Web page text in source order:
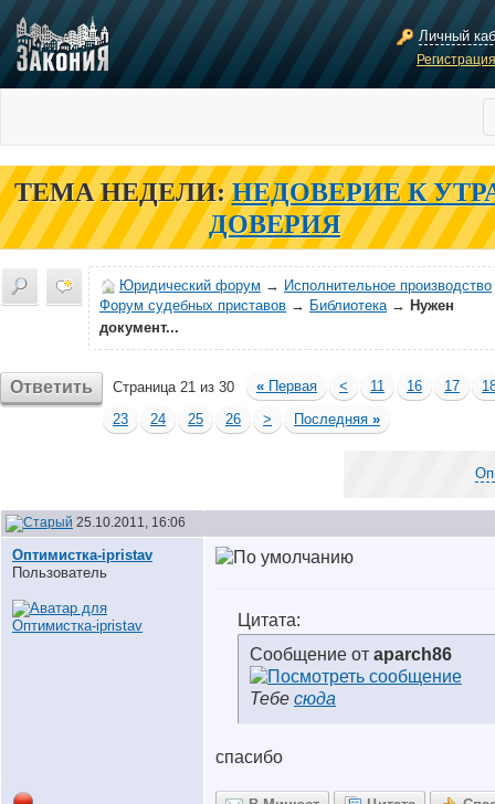
Личный
ТЕМА НЕДЕЛИ: НЕДОВЕРИЕ К
ДОВЕРИЯ
Юридический форум → Исполнительное производство
Форум судебных приставов → Библиотека→ Нужен
документ...
Ответить Страница 21 из 30 « Первая < 11 16 17
23
24 25 26 > Последняя »
25.10.2011, 16:06
Оптимистка-ipristav
Пользователь
Цитата:
Сообщение от aparch86
Тебе сюда
спасибо